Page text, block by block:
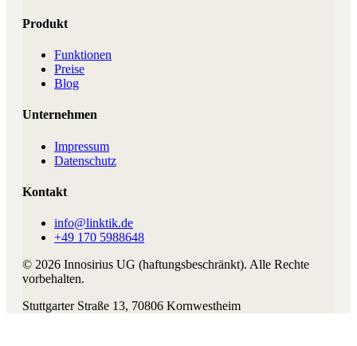
Produkt
Funktionen
Preise
Blog
Unternehmen
Impressum
Datenschutz
Kontakt
info@linktik.de
+49 170 5988648
© 2026 Innosirius UG (haftungsbeschränkt). Alle Rechte
vorbehalten.
Stuttgarter Straße 13, 70806 Kornwestheim